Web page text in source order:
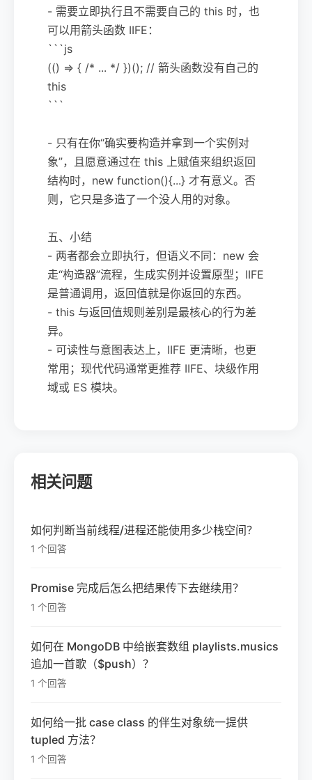
- 需要立即执行且不需要自己的 this 时，也
可以用箭头函数 IIFE：
```js
(() => { /* ... */ })(); // 箭头函数没有自己的
this
```
- 只有在你“确实要构造并拿到一个实例对
象”，且愿意通过在 this 上赋值来组织返回
结构时，new function(){...} 才有意义。否
则，它只是多造了一个没人用的对象。
五、小结
- 两者都会立即执行，但语义不同：new 会
走“构造器”流程，生成实例并设置原型；IIFE
是普通调用，返回值就是你返回的东西。
- this 与返回值规则差别是最核心的行为差
异。
- 可读性与意图表达上，IIFE 更清晰，也更
常用；现代代码通常更推荐 IIFE、块级作用
域或 ES 模块。
相关问题
如何判断当前线程/进程还能使用多少栈空间？
1 个回答
Promise 完成后怎么把结果传下去继续用？
1 个回答
如何在 MongoDB 中给嵌套数组 playlists.musics
追加一首歌（$push）？
1 个回答
如何给一批 case class 的伴生对象统一提供
tupled 方法？
1 个回答